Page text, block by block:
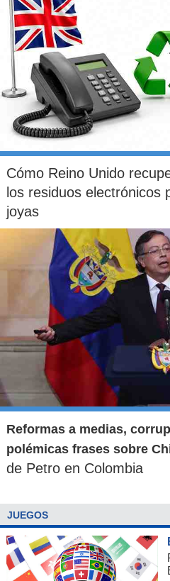
Cómo Reino Unido
los residuos electrónicos
joyas
Reformas a medias,
polémicas frases sobre
de Petro en Colombia
JUEGOS